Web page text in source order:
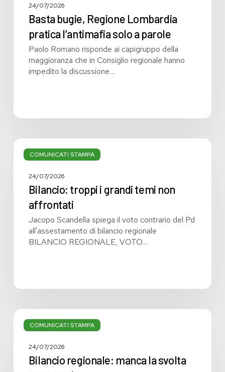
24/07/2026
Basta bugie, Regione Lombardia
pratica l’antimafia solo a parole
Paolo Romano risponde ai capigruppo della
maggioranza che in Consiglio regionale hanno
impedito la discussione…
COMUNICATI STAMPA
Bilancio:
troppi
grandi
affrontati
24/07/2026
Bilancio: troppi i grandi temi non
affrontati
Jacopo Scandella spiega il voto contrario del Pd
all'assestamento di bilancio regionale
BILANCIO REGIONALE, VOTO…
COMUNICATI STAMPA
Bilancio
regionale:
svolta
24/07/2026
Bilancio regionale: manca la svolta